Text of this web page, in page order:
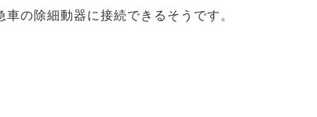
の除細動器に接続できるそうです。